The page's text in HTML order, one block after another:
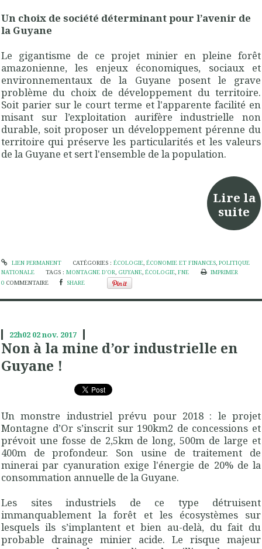
Un choix de société déterminant pour l’avenir de
la Guyane
Le gigantisme de ce projet minier en pleine forêt
amazonienne, les enjeux économiques, sociaux et
environnementaux de la Guyane posent le grave
problème du choix de développement du territoire.
Soit parier sur le court terme et l'apparente facilité en
misant sur l’exploitation aurifère industrielle non
durable, soit proposer un développement pérenne du
territoire qui préserve les particularités et les valeurs
de la Guyane et sert l'ensemble de la population.
Lire la
suite
LIEN PERMANENT CATÉGORIES : ÉCOLOGIE, ÉCONOMIE ET FINANCES, POLITIQUE
NATIONALE
TAGS :MONTAGNE D'OR, GUYANE,ÉCOLOGIE,FNE
IMPRIMER
0 COMMENTAIRE SHARE
22h02 02nov. 2017
Non à la mine d’or industrielle en
Guyane !
Un monstre industriel prévu pour 2018 : le projet
Montagne d’Or s’inscrit sur 190km2 de concessions et
prévoit une fosse de 2,5km de long, 500m de large et
400m de profondeur. Son usine de traitement de
minerai par cyanuration exige l'énergie de 20% de la
consommation annuelle de la Guyane.
Les sites industriels de ce type détruisent
immanquablement la forêt et les écosystèmes sur
lesquels ils s’implantent et bien au-delà, du fait du
probable drainage minier acide. Le risque majeur